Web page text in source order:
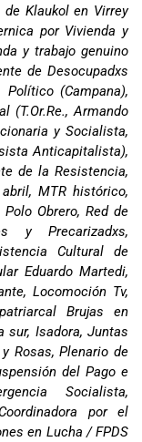
Klaukol en Virrey
por Vivienda y
y trabajo genuino
de Desocupadxs
(Campana),
(T.Or.Re., Armando
y Socialista,
Anticapitalista),
de la Resistencia,
MTR histórico,
Obrero, Red de
y Precarizadxs,
Cultural de
Eduardo Martedi,
Locomoción Tv,
Brujas en
sur, Isadora, Juntas
Rosas, Plenario de
del Pago e
Socialista,
por el
en Lucha / FPDS